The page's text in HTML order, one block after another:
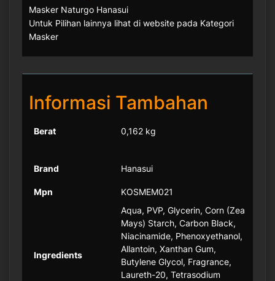
Masker Naturgo Hanasui
Untuk Pilihan lainnya lihat di website pada Kategori
Masker
Informasi Tambahan
Berat 0,162 kg
Brand Hanasui
Mpn KOSMEM021
Ingredients
Aqua, PVP, Glycerin, Corn (Zea
Mays) Starch, Carbon Black,
Niacinamide, Phenoxyethanol,
Allantoin, Xanthan Gum,
Butylene Glycol, Fragrance,
Laureth-20, Tetrasodium